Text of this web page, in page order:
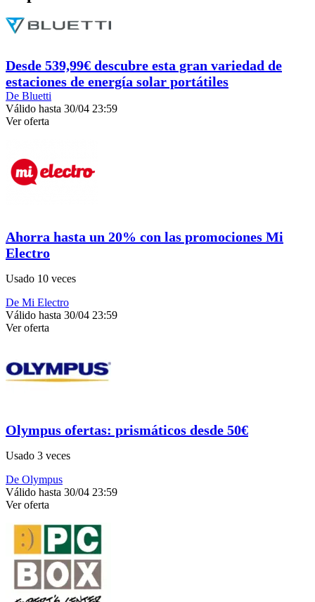
Desde 539,99€ descubre esta gran variedad de
estaciones de energía solar portátiles
De Bluetti
Válido hasta 30/04 23:59
Ver oferta
Ahorra hasta un 20% con las promociones Mi
Electro
Usado 10 veces
De Mi Electro
Válido hasta 30/04 23:59
Ver oferta
Olympus ofertas: prismáticos desde 50€
Usado 3 veces
De Olympus
Válido hasta 30/04 23:59
Ver oferta